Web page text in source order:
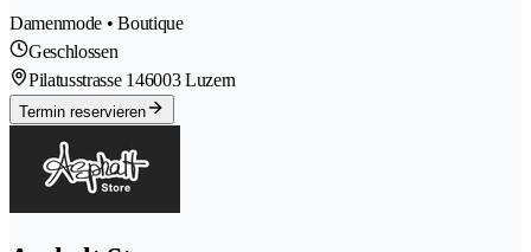
Damenmode • Boutique
Geschlossen
Pilatusstrasse 146003 Luzern
Termin reservieren